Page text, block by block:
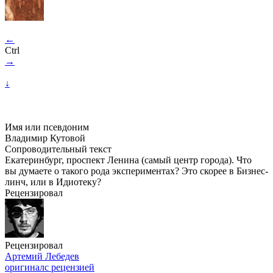
←
Ctrl
→
↓
Имя или псевдоним
Владимир Кутовой
Сопроводительный текст
Екатеринбург, проспект Ленина (самый центр города). Что
вы думаете о такого рода экспериментах? Это скорее в Бизнес-
линч, или в Идиотеку?
Рецензировал
Рецензировал
Артемий Лебедев
оригиналс рецензией